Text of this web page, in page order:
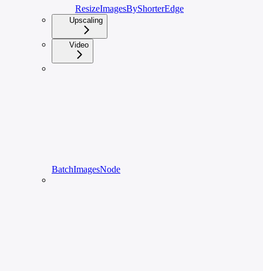
ResizeImagesByShorterEdge
Upscaling
Video
BatchImagesNode